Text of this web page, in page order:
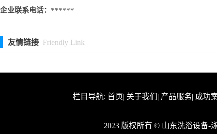
企业联系电话： ******
友情链接 Friendly Link
栏目导航: 首页| 关于我们 | 产品服务| 成功
2023 版权所有 © 山东洗浴设备-